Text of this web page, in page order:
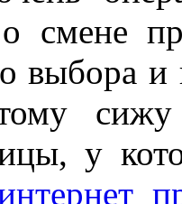
смене
выбора
у